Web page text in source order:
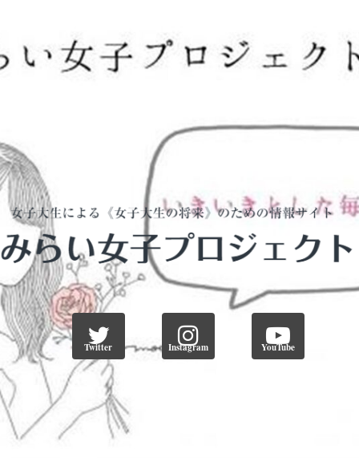
Twitter Instagram YouTube